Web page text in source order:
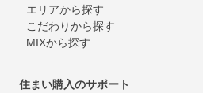
エリアから探す
こだわりから探す
MIXから探す
住まい購入のサポート